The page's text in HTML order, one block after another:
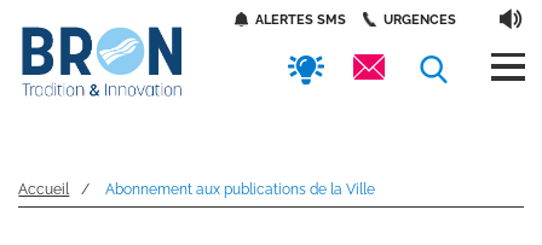
Panneau de gestion des cookies
contenu
principal
AccèsALERTES SMS URGENCES
Accueil Abonnement aux publications de la Ville